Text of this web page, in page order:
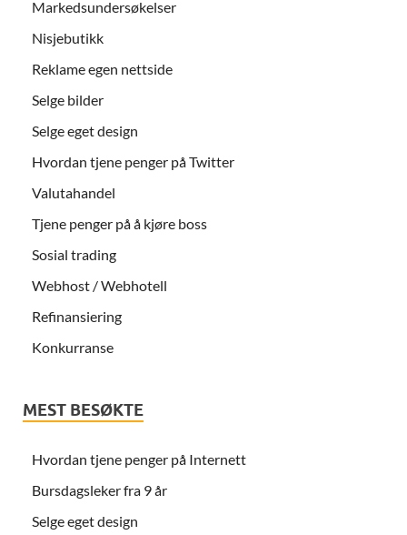
Markedsundersøkelser
Nisjebutikk
Reklame egen nettside
Selge bilder
Selge eget design
Hvordan tjene penger på Twitter
Valutahandel
Tjene penger på å kjøre boss
Sosial trading
Webhost / Webhotell
Refinansiering
Konkurranse
MEST BESØKTE
Hvordan tjene penger på Internett
Bursdagsleker fra 9 år
Selge eget design